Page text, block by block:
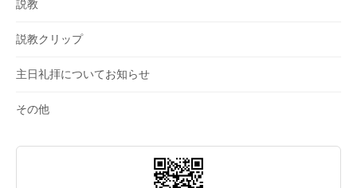
説教
説教クリップ
主日礼拝についてお知らせ
その他